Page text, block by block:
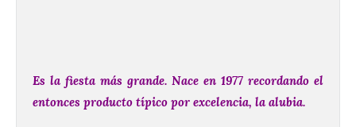
Es la fiesta más grande. Nace en 1977 recordando el
entonces producto típico por excelencia, la alubia.